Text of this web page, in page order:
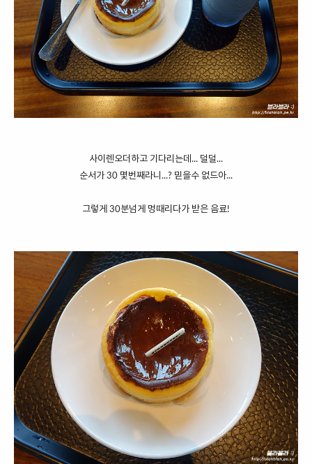
사이렌오더하고 기다리는데... 덜덜...
순서가 30 몇번째라니...? 믿을수 없드아...
그렇게 30분넘게 멍때리다가 받은 음료!